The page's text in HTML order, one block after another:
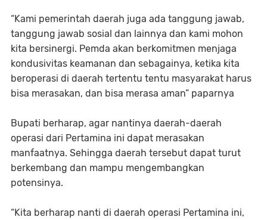
“Kami pemerintah daerah juga ada tanggung jawab,
tanggung jawab sosial dan lainnya dan kami mohon
kita bersinergi. Pemda akan berkomitmen menjaga
kondusivitas keamanan dan sebagainya, ketika kita
beroperasi di daerah tertentu tentu masyarakat harus
bisa merasakan, dan bisa merasa aman” paparnya
Bupati berharap, agar nantinya daerah-daerah
operasi dari Pertamina ini dapat merasakan
manfaatnya. Sehingga daerah tersebut dapat turut
berkembang dan mampu mengembangkan
potensinya.
“Kita berharap nanti di daerah operasi Pertamina ini,